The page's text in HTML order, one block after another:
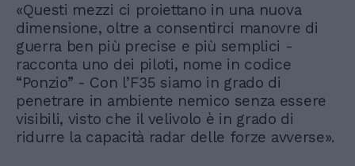
«Questi mezzi ci proiettano in una nuova
dimensione, oltre a consentirci manovre di
guerra ben più precise e più semplici -
racconta uno dei piloti, nome in codice
“Ponzio” - Con l’F35 siamo in grado di
penetrare in ambiente nemico senza essere
visibili, visto che il velivolo è in grado di
ridurre la capacità radar delle forze avverse».